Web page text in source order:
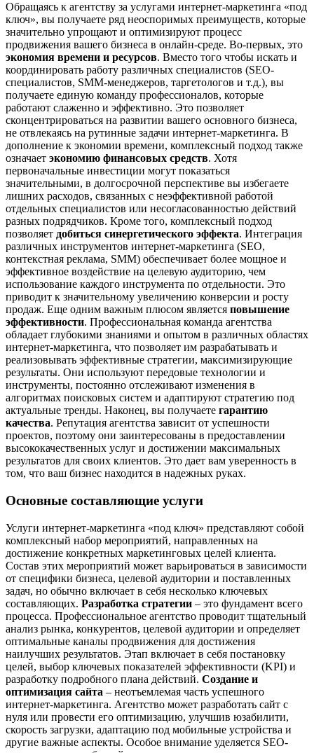
Обращаясь к агентству за услугами интернет-маркетинга «под
ключ», вы получаете ряд неоспоримых преимуществ, которые
значительно упрощают и оптимизируют процесс
продвижения вашего бизнеса в онлайн-среде. Во-первых, это
экономия времени и ресурсов. Вместо того чтобы искать и
координировать работу различных специалистов (SEO-
специалистов, SMM-менеджеров, таргетологов и т.д.), вы
получаете единую команду профессионалов, которые
работают слаженно и эффективно. Это позволяет
сконцентрироваться на развитии вашего основного бизнеса,
не отвлекаясь на рутинные задачи интернет-маркетинга. В
дополнение к экономии времени, комплексный подход также
означает экономию финансовых средств. Хотя
первоначальные инвестиции могут показаться
значительными, в долгосрочной перспективе вы избегаете
лишних расходов, связанных с неэффективной работой
отдельных специалистов или несогласованностью действий
разных подрядчиков. Кроме того, комплексный подход
позволяет добиться синергетического эффекта. Интеграция
различных инструментов интернет-маркетинга (SEO,
контекстная реклама, SMM) обеспечивает более мощное и
эффективное воздействие на целевую аудиторию, чем
использование каждого инструмента по отдельности. Это
приводит к значительному увеличению конверсии и росту
продаж. Еще одним важным плюсом является повышение
эффективности. Профессиональная команда агентства
обладает глубокими знаниями и опытом в различных областях
интернет-маркетинга, что позволяет им разрабатывать и
реализовывать эффективные стратегии, максимизирующие
результаты. Они используют передовые технологии и
инструменты, постоянно отслеживают изменения в
алгоритмах поисковых систем и адаптируют стратегию под
актуальные тренды. Наконец, вы получаете гарантию
качества. Репутация агентства зависит от успешности
проектов, поэтому они заинтересованы в предоставлении
высококачественных услуг и достижении максимальных
результатов для своих клиентов. Это дает вам уверенность в
том, что ваш бизнес находится в надежных руках.
Основные составляющие услуги
Услуги интернет-маркетинга «под ключ» представляют собой
комплексный набор мероприятий, направленных на
достижение конкретных маркетинговых целей клиента.
Состав этих мероприятий может варьироваться в зависимости
от специфики бизнеса, целевой аудитории и поставленных
задач, но обычно включает в себя несколько ключевых
составляющих. Разработка стратегии – это фундамент всего
процесса. Профессиональное агентство проводит тщательный
анализ рынка, конкурентов, целевой аудитории и определяет
оптимальные каналы продвижения для достижения
наилучших результатов. Этап включает в себя постановку
целей, выбор ключевых показателей эффективности (KPI) и
разработку подробного плана действий. Создание и
оптимизация сайта – неотъемлемая часть успешного
интернет-маркетинга. Агентство может разработать сайт с
нуля или провести его оптимизацию, улучшив юзабилити,
скорость загрузки, адаптацию под мобильные устройства и
другие важные аспекты. Особое внимание уделяется SEO-